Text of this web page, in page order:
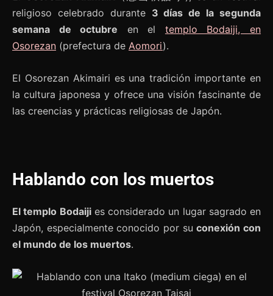
religioso celebrado durante 3 días de la segunda
semana de octubre en el templo Bodaiji, en
Osorezan (prefectura de Aomori).
El Osorezan Akimairi es una tradición importante en
la cultura japonesa y ofrece una visión fascinante de
las creencias y prácticas religiosas de Japón.
Hablando con los muertos
El templo Bodaijies considerado un lugar sagrado en
Japón, especialmente conocido por suconexión con
el mundo de los muertos.